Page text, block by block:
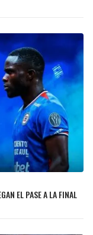
EL PASE A LA FINAL